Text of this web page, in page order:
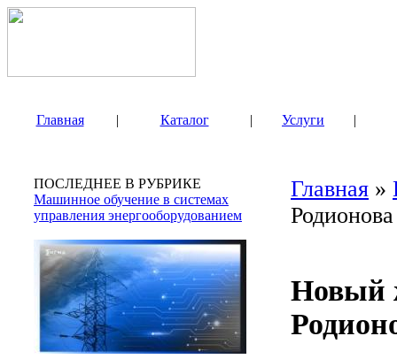
Главная | Каталог | Услуги |
ПОСЛЕДНЕЕ В РУБРИКЕ
Машинное обучение в системах
управления энергооборудованием
Главная »
Родионова
Новый